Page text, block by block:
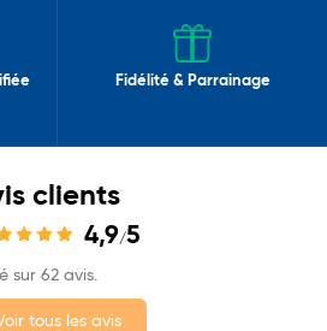
Fidélité & Parrainage
clients
4,9/5
sur 62 avis.
tous les avis